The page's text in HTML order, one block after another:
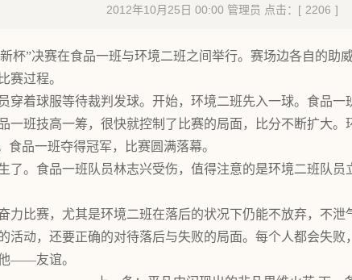
2012年10月25日 00:00 管理员 点击：[ 2206 ]
新杯”决赛在食品一班与环境二班之间举行。赛场边各自的
赛过程。
穿着球服等待裁判发球。开始，环境二班先入一球。食品
一班技高一筹，很快就控制了比赛的局面，比分不断扩大。
食品一班夺得冠军，比赛圆满落幕。
了。食品一班队员林志兴受伤，值得注意的是环境二班队
力比赛，尤其是环境二班在落后的状况下仍能不放弃，不
活动，还要正确的对待落后与失败的局面。每个人都会失
――友谊。